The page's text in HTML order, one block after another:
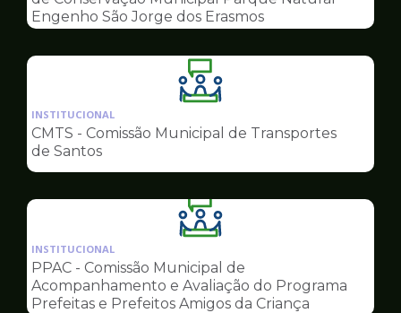
Conselhos
Engenho São Jorge dos Erasmos
Ilustração
da
pagina
Conselhos
INSTITUCIONAL
CMTS - Comissão Municipal de Transportes
de Santos
Ilustração
da
pagina
de
Conselhos
INSTITUCIONAL
PPAC - Comissão Municipal de
Acompanhamento e Avaliação do Programa
Prefeitas e Prefeitos Amigos da Criança